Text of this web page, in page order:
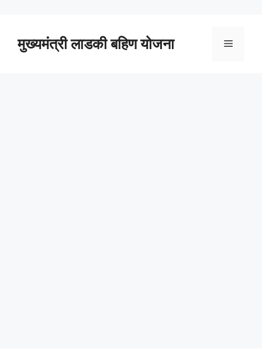
मुख्यमंत्री लाडकी बहिण योजना Menu